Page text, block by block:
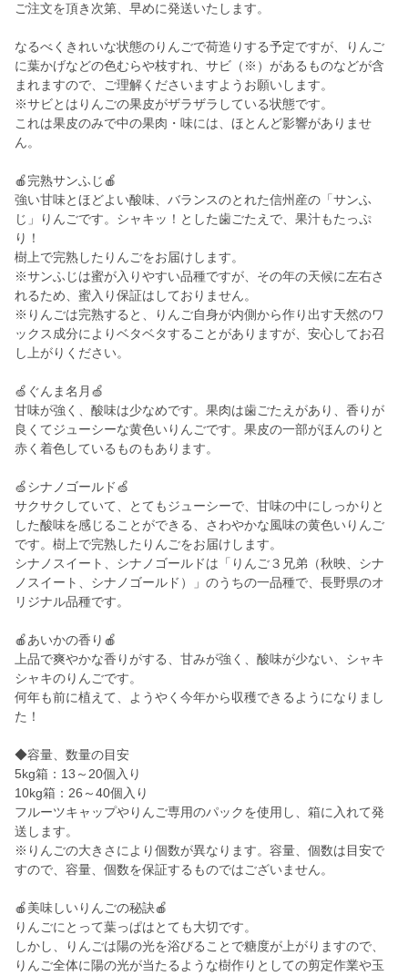
ご注文を頂き次第、早めに発送いたします。
なるべくきれいな状態のりんごで荷造りする予定ですが、りんご
に葉かげなどの色むらや枝すれ、サビ（※）があるものなどが含
まれますので、ご理解くださいますようお願いします。
※サビとはりんごの果皮がザラザラしている状態です。
これは果皮のみで中の果肉・味には、ほとんど影響がありませ
ん。
🍎完熟サンふじ🍎
強い甘味とほどよい酸味、バランスのとれた信州産の「サンふ
じ」りんごです。シャキッ！とした歯ごたえで、果汁もたっぷ
り！
樹上で完熟したりんごをお届けします。
※サンふじは蜜が入りやすい品種ですが、その年の天候に左右さ
れるため、蜜入り保証はしておりません。
※りんごは完熟すると、りんご自身が内側から作り出す天然のワ
ックス成分によりベタベタすることがありますが、安心してお召
し上がりください。
🍏ぐんま名月🍏
甘味が強く、酸味は少なめです。果肉は歯ごたえがあり、香りが
良くてジューシーな黄色いりんごです。果皮の一部がほんのりと
赤く着色しているものもあります。
🍏シナノゴールド🍏
サクサクしていて、とてもジューシーで、甘味の中にしっかりと
した酸味を感じることができる、さわやかな風味の黄色いりんご
です。樹上で完熟したりんごをお届けします。
シナノスイート、シナノゴールドは「りんご３兄弟（秋映、シナ
ノスイート、シナノゴールド）」のうちの一品種で、長野県のオ
リジナル品種です。
🍎あいかの香り🍎
上品で爽やかな香りがする、甘みが強く、酸味が少ない、シャキ
シャキのりんごです。
何年も前に植えて、ようやく今年から収穫できるようになりまし
た！
◆容量、数量の目安
5kg箱：13～20個入り
10kg箱：26～40個入り
フルーツキャップやりんご専用のパックを使用し、箱に入れて発
送します。
※りんごの大きさにより個数が異なります。容量、個数は目安で
すので、容量、個数を保証するものではございません。
🍎美味しいりんごの秘訣🍎
りんごにとって葉っぱはとても大切です。
しかし、りんごは陽の光を浴びることで糖度が上がりますので、
りんご全体に陽の光が当たるような樹作りとしての剪定作業や玉